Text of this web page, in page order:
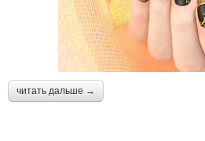
читать дальше →